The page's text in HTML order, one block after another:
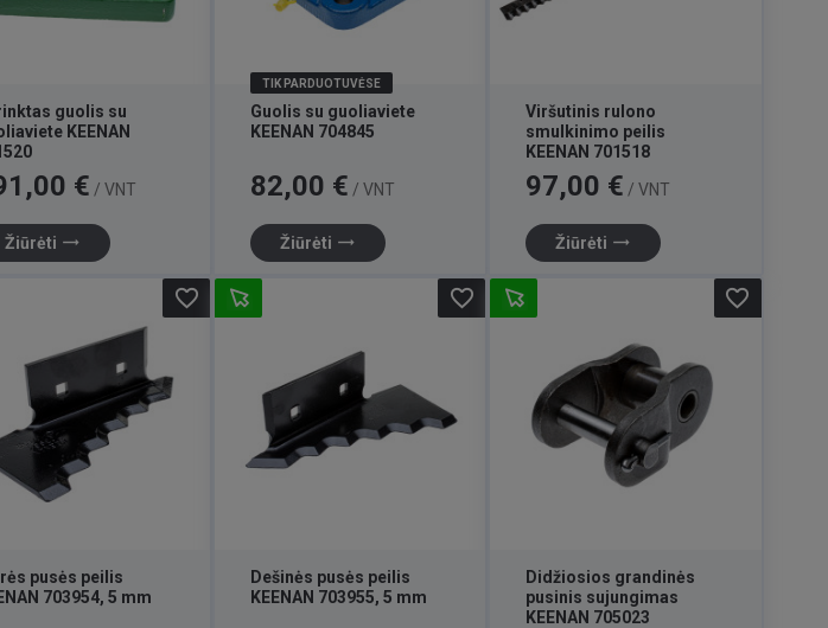
guolis su
KEENAN
€ / VNT
Žiūrėti trending_flat
TIK PARDUOTUVĖSE
Guolis su guoliaviete
KEENAN 704845
Kaina
82,00 € / VNT
Žiūrėti trending_flat
Viršutinis rulono
smulkinimo peilis
KEENAN 701518
Kaina
97,00 € / VNT
Žiūrėti trending_flat
pusės peilis
703954, 5 mm
favorite_border
Dešinės pusės peilis
KEENAN 703955, 5 mm
favorite_border
Didžiosios grandinės
pusinis sujungimas
KEENAN 705023
favorite_border